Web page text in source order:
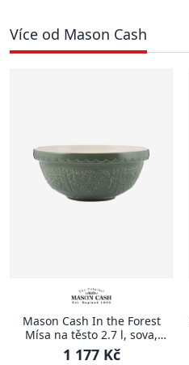
Více od Mason Cash
Mason Cash In the Forest
Mísa na těsto 2.7 l, sova,
zelená
1 177 Kč